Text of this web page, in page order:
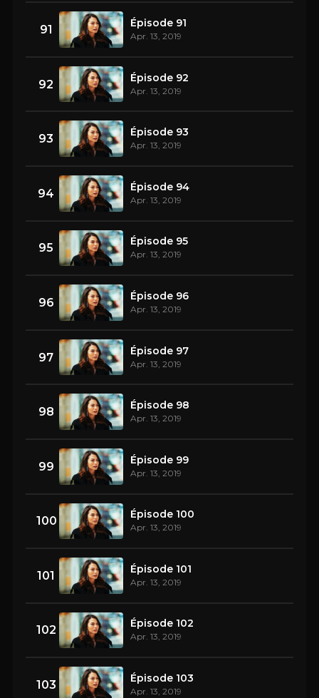
91 Épisode 91
Apr. 13, 2019
92 Épisode 92
Apr. 13, 2019
93 Épisode 93
Apr. 13, 2019
94 Épisode 94
Apr. 13, 2019
95 Épisode 95
Apr. 13, 2019
96 Épisode 96
Apr. 13, 2019
97 Épisode 97
Apr. 13, 2019
98 Épisode 98
Apr. 13, 2019
99 Épisode 99
Apr. 13, 2019
100 Épisode 100
Apr. 13, 2019
101 Épisode 101
Apr. 13, 2019
102 Épisode 102
Apr. 13, 2019
103 Épisode 103
Apr. 13, 2019